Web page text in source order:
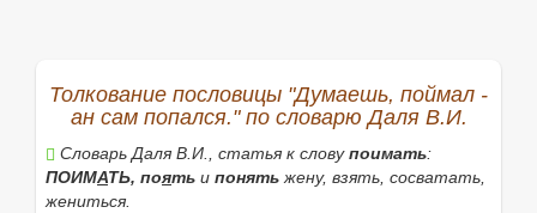
списке, то его можно найти с помощью этой формы:
Найти
Толкование пословицы "Думаешь, поймал -
ан сам попался." по словарю Даля В.И.
Словарь Даля В.И., статья к словупоимать:
ПОИМАТЬ, поять и понять жену, взять, сосватать,
жениться.